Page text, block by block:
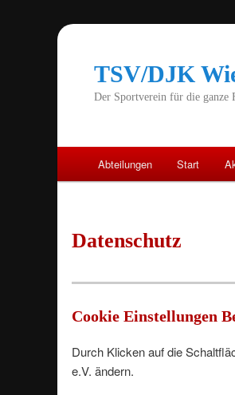
TSV/DJK
Der Sportverein für die ganze
Zum
Inhalt
springen
Abteilungen Start
Datenschutz
Cookie Einstellungen
Durch Klicken auf die
e.V. ändern.